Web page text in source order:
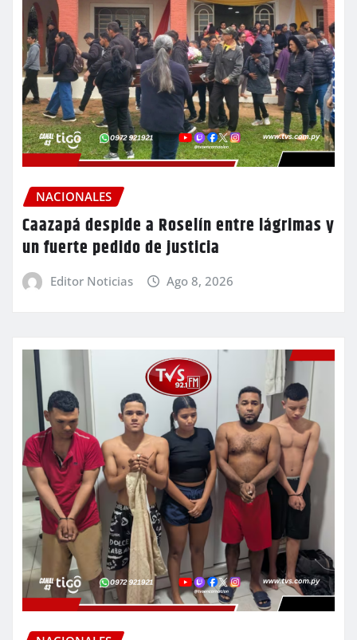
NACIONALES
Caazapá despide a Roselín entre lágrimas y
un fuerte pedido de justicia
Editor Noticias Ago 8, 2026